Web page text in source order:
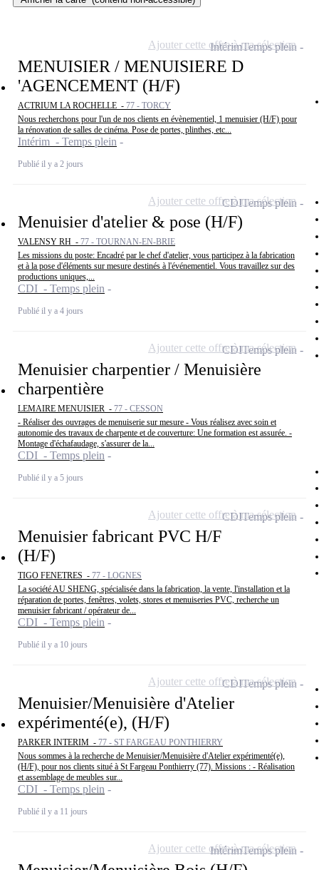
MENUISIER / MENUISIERE D
'AGENCEMENT (H/F)
ACTRIUM LA ROCHELLE - 77 - TORCY
Nous recherchons pour l'un de nos clients en évènementiel, 1 menuisier (H/F) pour
la rénovation de salles de cinéma. Pose de portes, plinthes, etc...
Intérim - Temps plein
Publié il y a 2 jours
IntérimTemps plein
Ajouter cette offre à ma sélection
Menuisier d'atelier & pose (H/F)
VALENSY RH - 77 - TOURNAN-EN-BRIE
Les missions du poste: Encadré par le chef d'atelier, vous participez à la fabrication
et à la pose d'éléments sur mesure destinés à l'événementiel. Vous travaillez sur des
productions uniques,...
CDI - Temps plein
Publié il y a 4 jours
CDITemps plein
Ajouter cette offre à ma sélection
Menuisier charpentier / Menuisière
charpentière
LEMAIRE MENUISIER - 77 - CESSON
- Réaliser des ouvrages de menuiserie sur mesure - Vous réalisez avec soin et
autonomie des travaux de charpente et de couverture: Une formation est assurée. -
Montage d'échafaudage, s'assurer de la...
CDI - Temps plein
Publié il y a 5 jours
CDITemps plein
Ajouter cette offre à ma sélection
Menuisier fabricant PVC H/F
(H/F)
TIGO FENETRES - 77 - LOGNES
La société AU SHENG, spécialisée dans la fabrication, la vente, l'installation et la
réparation de portes, fenêtres, volets, stores et menuiseries PVC, recherche un
menuisier fabricant / opérateur de...
CDI - Temps plein
Publié il y a 10 jours
CDITemps plein
Ajouter cette offre à ma sélection
Menuisier/Menuisière d'Atelier
expérimenté(e), (H/F)
PARKER INTERIM - 77 - ST FARGEAU PONTHIERRY
Nous sommes à la recherche de Menuisier/Menuisière d'Atelier expérimenté(e),
(H/F), pour nos clients situé à St Fargeau Ponthierry (77). Missions : - Réalisation
et assemblage de meubles sur...
CDI - Temps plein
Publié il y a 11 jours
CDITemps plein
Ajouter cette offre à ma sélection
IntérimTemps plein
Ajouter cette offre à ma sélection